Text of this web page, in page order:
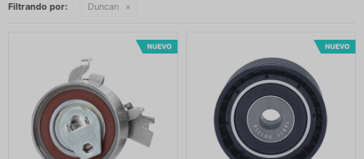
Filtrando por: Duncan